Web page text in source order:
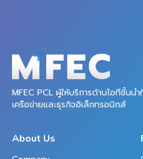
MFEC PCL ผู้ให้บริการด้านไอทีชั้นน
เครือข่ายและธุรกิจอิเล็กทรอนิกส์
About Us